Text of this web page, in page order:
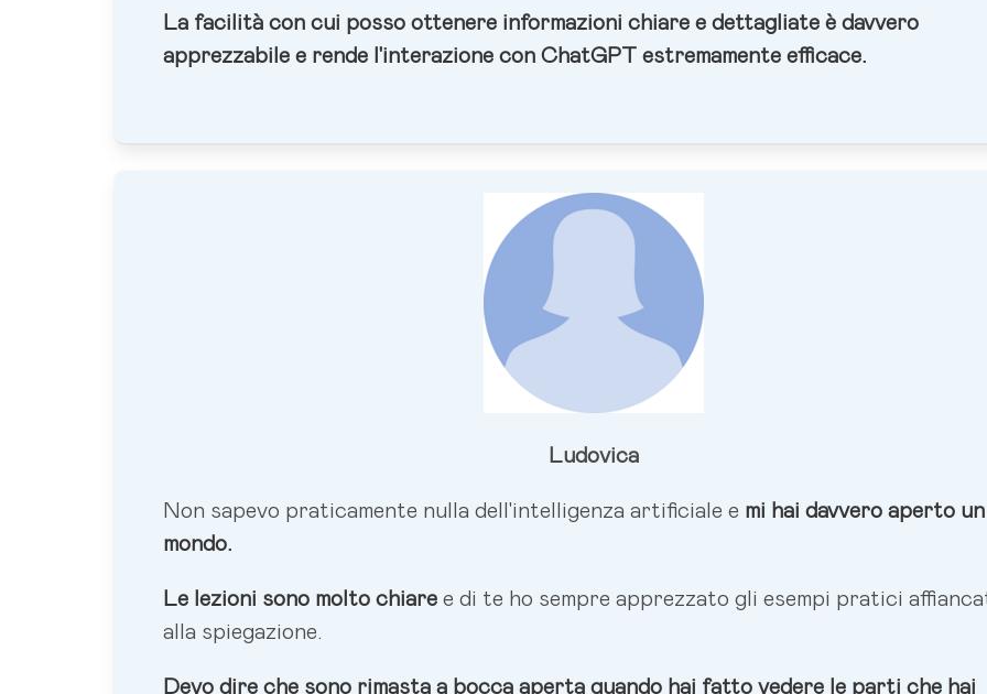
La facilità con cui posso ottenere informazioni chiare e dettagliate è davvero
apprezzabile e rende l'interazione con ChatGPT estremamente efficace.
Ludovica
Non sapevo praticamente nulla dell'intelligenza artificiale e mi hai davvero aperto un
mondo.
Le lezioni sono molto chiare e di te ho sempre apprezzato gli esempi pratici
alla spiegazione.
Devo dire che sono rimasta a bocca aperta quando hai fatto vedere le parti che hai